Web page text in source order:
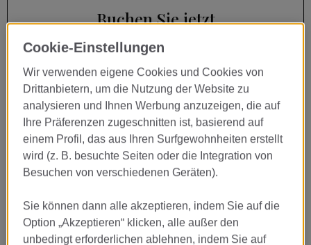
Buchen Sie jetzt
CHECK-IN
09 AUG
CHECK-OUT
10
Cookie-Einstellungen
Wir verwenden eigene Cookies und Cookies von
Drittanbietern, um die Nutzung der Website zu
analysieren und Ihnen Werbung anzuzeigen, die auf
Ihre Präferenzen zugeschnitten ist, basierend auf
einem Profil, das aus Ihren Surfgewohnheiten erstellt
wird (z. B. besuchte Seiten oder die Integration von
Besuchen von verschiedenen Geräten).
Sie können dann alle akzeptieren, indem Sie auf die
Option „Akzeptieren“ klicken, alle außer den
unbedingt erforderlichen ablehnen, indem Sie auf